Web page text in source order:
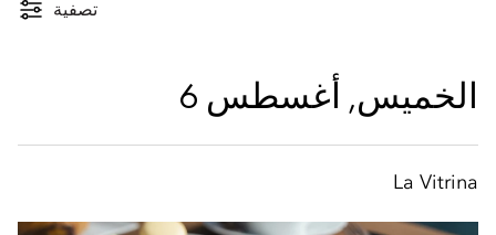
تصفية
الخميس, أغسطس 6
La Vitrina